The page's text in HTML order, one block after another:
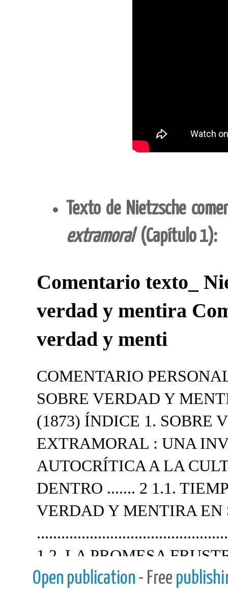
Texto de Nietzsche
extramoral(Capítulo 1):
Open publication - Free